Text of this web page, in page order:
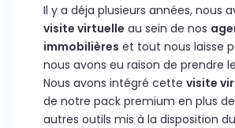
Il y a déja plusieurs années, nous
visite virtuelle au sein de nos
immobilières et tout nous laisse
nous avons eu raison de prendre
Nous avons intégré cette visite
de notre pack premium en plus
autres outils mis à la disposition du